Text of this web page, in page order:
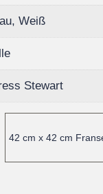
Weiß
Stewart
42 cm x 42 cm